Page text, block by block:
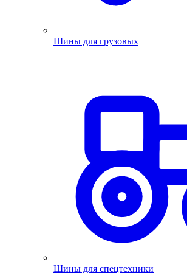
Шины для грузовых
Шины для спецтехники